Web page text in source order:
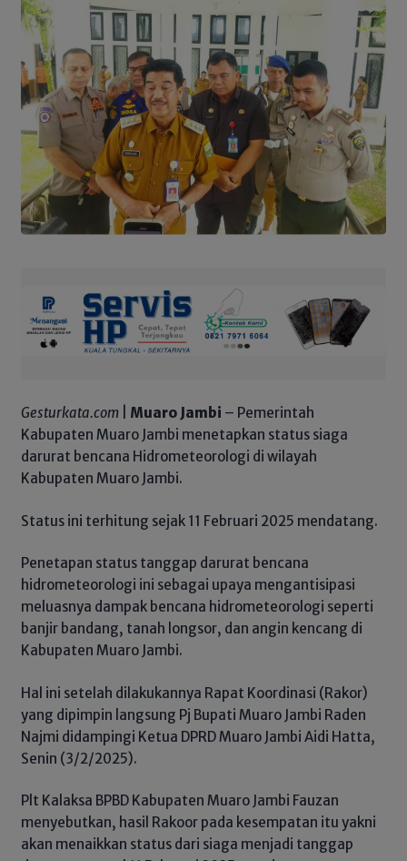
Gesturkata.com Muaro Jambi – Pemerintah
Kabupaten Muaro Jambi menetapkan status siaga
darurat bencana Hidrometeorologi di wilayah
Kabupaten Muaro Jambi.
Status ini terhitung sejak 11 Februari 2025 mendatang.
Penetapan status tanggap darurat bencana
hidrometeorologi ini sebagai upaya mengantisipasi
meluasnya dampak bencana hidrometeorologi seperti
banjir bandang, tanah longsor, dan angin kencang di
Kabupaten Muaro Jambi.
Hal ini setelah dilakukannya Rapat Koordinasi (Rakor)
yang dipimpin langsung Pj Bupati Muaro Jambi Raden
Najmi didampingi Ketua DPRD Muaro Jambi Aidi Hatta,
Senin (3/2/2025).
Plt Kalaksa BPBD Kabupaten Muaro Jambi Fauzan
menyebutkan, hasil Rakoor pada kesempatan itu yakni
akan menaikkan status dari siaga menjadi tanggap